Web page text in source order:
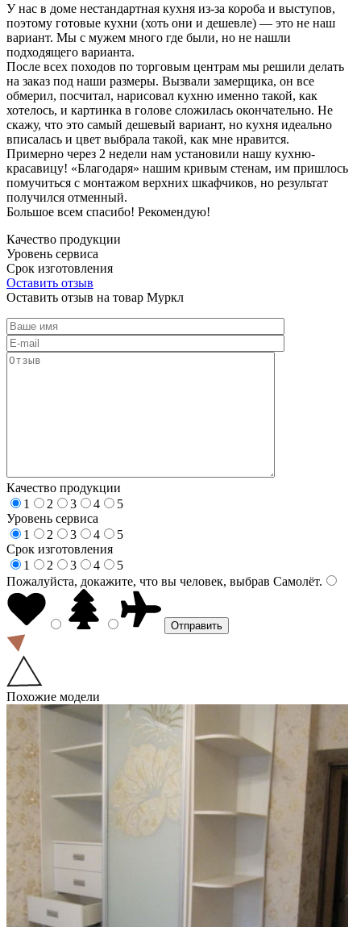
У нас в доме нестандартная кухня из-за короба и выступов,
поэтому готовые кухни (хоть они и дешевле) — это не наш
вариант. Мы с мужем много где были, но не нашли
подходящего варианта.
После всех походов по торговым центрам мы решили делать
на заказ под наши размеры. Вызвали замерщика, он все
обмерил, посчитал, нарисовал кухню именно такой, как
хотелось, и картинка в голове сложилась окончательно. Не
скажу, что это самый дешевый вариант, но кухня идеально
вписалась и цвет выбрала такой, как мне нравится.
Примерно через 2 недели нам установили нашу кухню-
красавицу! «Благодаря» нашим кривым стенам, им пришлось
помучиться с монтажом верхних шкафчиков, но результат
получился отменный.
Большое всем спасибо! Рекомендую!
Качество продукции
Уровень сервиса
Срок изготовления
Оставить отзыв
Оставить отзыв на товар Муркл
Качество продукции
1
2 3 4
5
Уровень сервиса
1
2 3 4
5
Срок изготовления
1
2 3 4
5
Пожалуйста, докажите, что вы человек, выбрав Самолёт.
Похожие модели